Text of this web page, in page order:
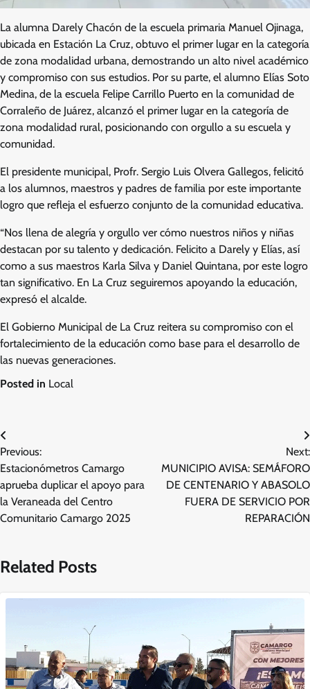
La alumna Darely Chacón de la escuela primaria Manuel Ojinaga,
ubicada en Estación La Cruz, obtuvo el primer lugar en la categoría
de zona modalidad urbana, demostrando un alto nivel académico
y compromiso con sus estudios. Por su parte, el alumno Elías Soto
Medina, de la escuela Felipe Carrillo Puerto en la comunidad de
Corraleño de Juárez, alcanzó el primer lugar en la categoría de
zona modalidad rural, posicionando con orgullo a su escuela y
comunidad.
El presidente municipal, Profr. Sergio Luis Olvera Gallegos, felicitó
a los alumnos, maestros y padres de familia por este importante
logro que refleja el esfuerzo conjunto de la comunidad educativa.
“Nos llena de alegría y orgullo ver cómo nuestros niños y niñas
destacan por su talento y dedicación. Felicito a Darely y Elías, así
como a sus maestros Karla Silva y Daniel Quintana, por este logro
tan significativo. En La Cruz seguiremos apoyando la educación,
expresó el alcalde.
El Gobierno Municipal de La Cruz reitera su compromiso con el
fortalecimiento de la educación como base para el desarrollo de
las nuevas generaciones.
Posted in Local
Navegación
de
entradas
Previous:
Estacionómetros Camargo
aprueba duplicar el apoyo para
la Veraneada del Centro
Comunitario Camargo 2025
Next:
MUNICIPIO AVISA: SEMÁFORO
DE CENTENARIO Y ABASOLO
FUERA DE SERVICIO POR
REPARACIÓN
Related Posts